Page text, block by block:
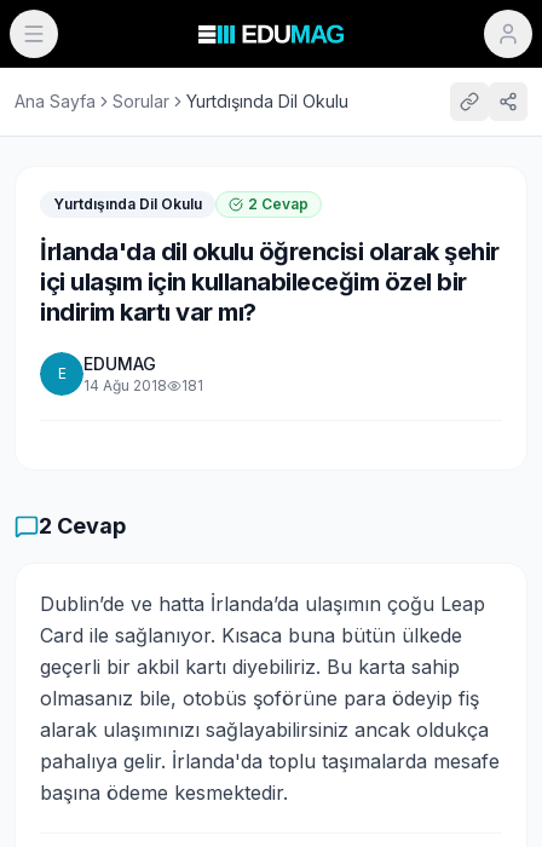
Ana Sayfa Sorular Yurtdışında Dil Okulu
Yurtdışında Dil Okulu 2 Cevap
İrlanda'da dil okulu öğrencisi olarak şehir
içi ulaşım için kullanabileceğim özel bir
indirim kartı var mı?
E EDUMAG
14 Ağu 2018 181
2 Cevap
Dublin’de ve hatta İrlanda’da ulaşımın çoğu Leap
Card ile sağlanıyor. Kısaca buna bütün ülkede
geçerli bir akbil kartı diyebiliriz. Bu karta sahip
olmasanız bile, otobüs şoförüne para ödeyip fiş
alarak ulaşımınızı sağlayabilirsiniz ancak oldukça
pahalıya gelir. İrlanda'da toplu taşımalarda mesafe
başına ödeme kesmektedir.